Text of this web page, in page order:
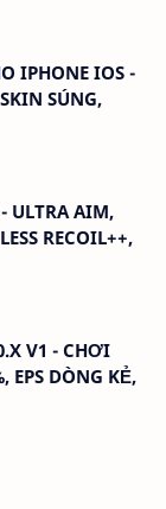
IPHONE IOS -
SÚNG,
- ULTRA AIM,
RECOIL++,
V1 - CHƠI
EPS DÒNG KẺ,